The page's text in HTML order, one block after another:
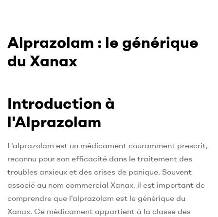
Alprazolam : le générique
du Xanax
Introduction à
l'Alprazolam
L'alprazolam est un médicament couramment prescrit,
reconnu pour son efficacité dans le traitement des
troubles anxieux et des crises de panique. Souvent
associé au nom commercial Xanax, il est important de
comprendre que l'alprazolam est le générique du
Xanax. Ce médicament appartient à la classe des